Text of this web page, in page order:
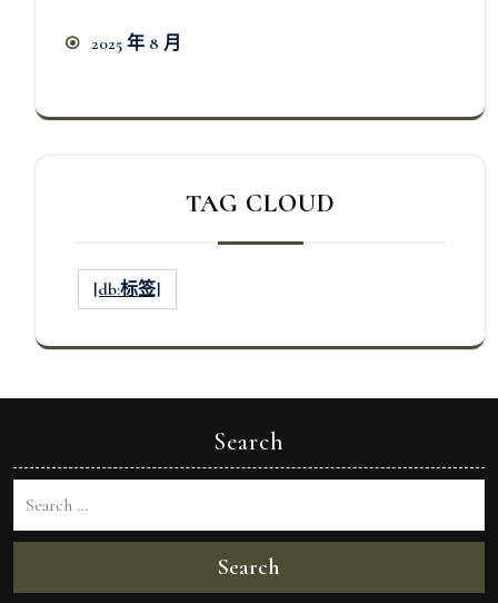
2025 年 8 月
TAG CLOUD
[db:标签]
Search
Search